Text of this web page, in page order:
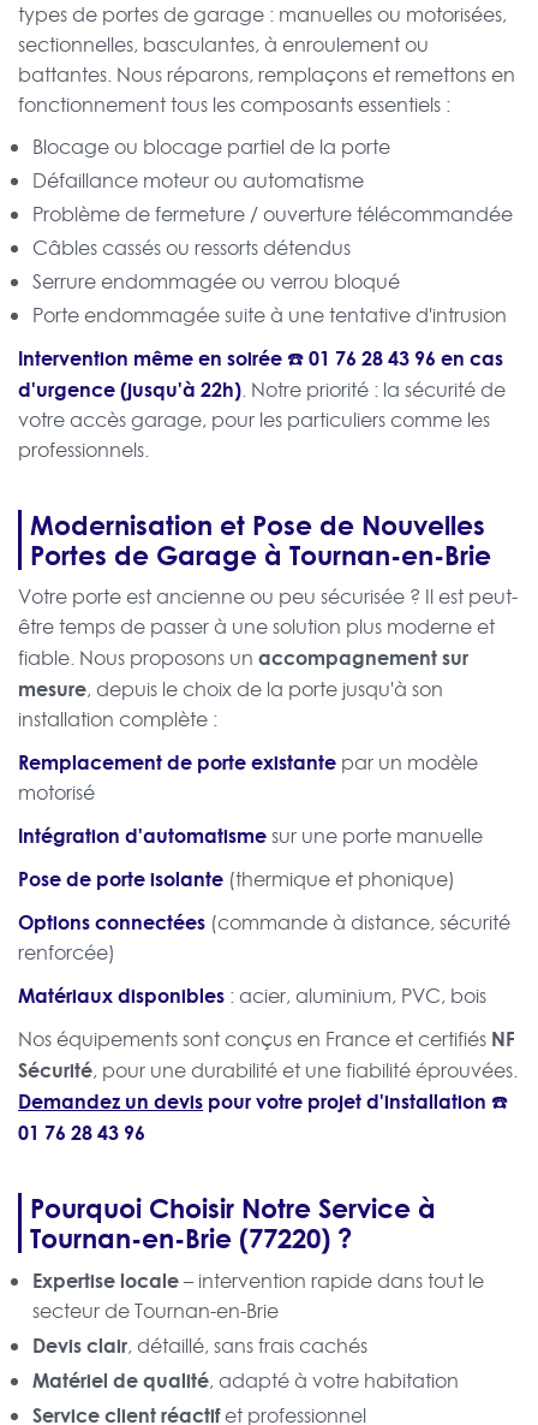
types de portes de garage : manuelles ou motorisées,
sectionnelles, basculantes, à enroulement ou
battantes. Nous réparons, remplaçons et remettons en
fonctionnement tous les composants essentiels :
Blocage ou blocage partiel de la porte
Défaillance moteur ou automatisme
Problème de fermeture / ouverture télécommandée
Câbles cassés ou ressorts détendus
Serrure endommagée ou verrou bloqué
Porte endommagée suite à une tentative d'intrusion
Intervention même en soirée ☎️01 76 28 43 96 en cas
d'urgence (jusqu'à 22h). Notre priorité : la sécurité de
votre accès garage, pour les particuliers comme les
professionnels.
Modernisation et Pose de Nouvelles
Portes de Garage à Tournan-en-Brie
Votre porte est ancienne ou peu sécurisée ? Il est peut-
être temps de passer à une solution plus moderne et
fiable. Nous proposons un accompagnement sur
mesure, depuis le choix de la porte jusqu'à son
installation complète :
Remplacement de porte existante par un modèle
motorisé
Intégration d'automatismesur une porte manuelle
Pose de porte isolante (thermique et phonique)
Options connectées (commande à distance, sécurité
renforcée)
Matériaux disponibles : acier, aluminium, PVC, bois
Nos équipements sont conçus en France et certifiés NF
Sécurité, pour une durabilité et une fiabilité éprouvées.
Demandez un devis pour votre projet d'installation ☎️
01 76 28 43 96
Pourquoi Choisir Notre Service à
Tournan-en-Brie (77220) ?
Expertise locale– intervention rapide dans tout le
secteur de Tournan-en-Brie
Devis clair, détaillé, sans frais cachés
Matériel de qualité, adapté à votre habitation
Service client réactifet professionnel